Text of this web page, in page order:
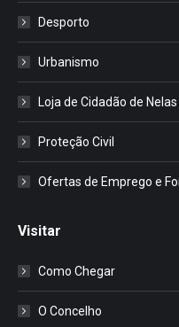
Desporto
Urbanismo
Loja de Cidadão de Nelas
Proteção Civil
Ofertas de Emprego e
Visitar
Como Chegar
O Concelho